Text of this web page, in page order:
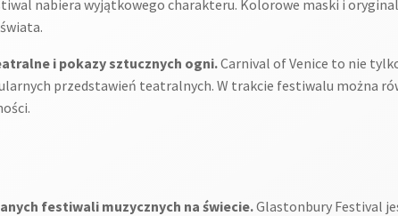
nabiera wyjątkowego charakteru. Kolorowe maski i
i pokazy sztucznych ogni.Carnival of Venice to nie
przedstawień teatralnych. W trakcie festiwalu można
festiwali muzycznych na świecie.Glastonbury Festival